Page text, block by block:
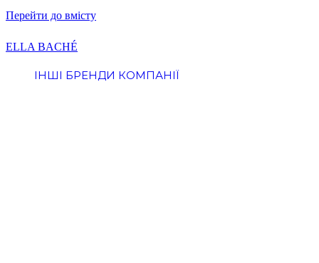
Перейти до вмісту
ELLA BACHÉ
ІНШІ БРЕНДИ КОМПАНІЇ